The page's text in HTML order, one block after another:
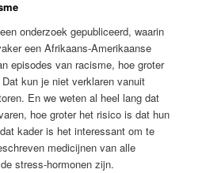
onderzoek gepubliceerd, waarin
een Afrikaans-Amerikaanse
episodes van racisme, hoe groter
kun je niet verklaren vanuit
En we weten al heel lang dat
hoe groter het risico is dat hun
kader is het interessant om te
medicijnen van alle
stress-hormonen zijn.